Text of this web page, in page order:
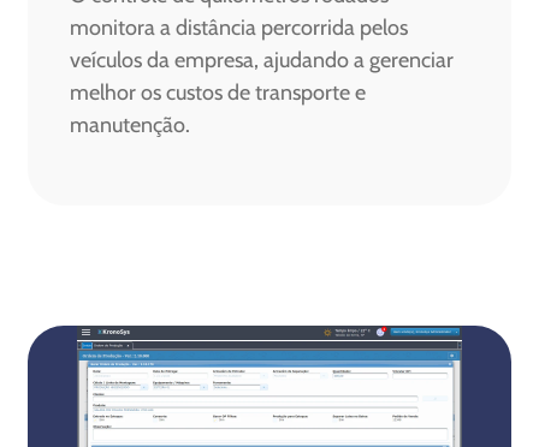
monitora a distância percorrida pelos
veículos da empresa, ajudando a gerenciar
melhor os custos de transporte e
manutenção.